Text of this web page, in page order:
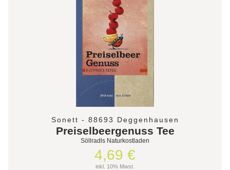
Sonett - 88693 Deggenhausen
Preiselbeergenuss Tee
Söllradls Naturkostladen
4,69 €
inkl. 10% Mwst.